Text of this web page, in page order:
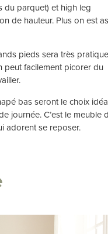
du parquet) et high leg
de hauteur. Plus on est
pieds sera très
peut facilement picorer du
bas seront le choix
journée. C’est le meuble
adorent se reposer.